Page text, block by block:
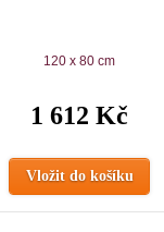
120 x 80 cm
1 612 Kč
Vložit do košíku